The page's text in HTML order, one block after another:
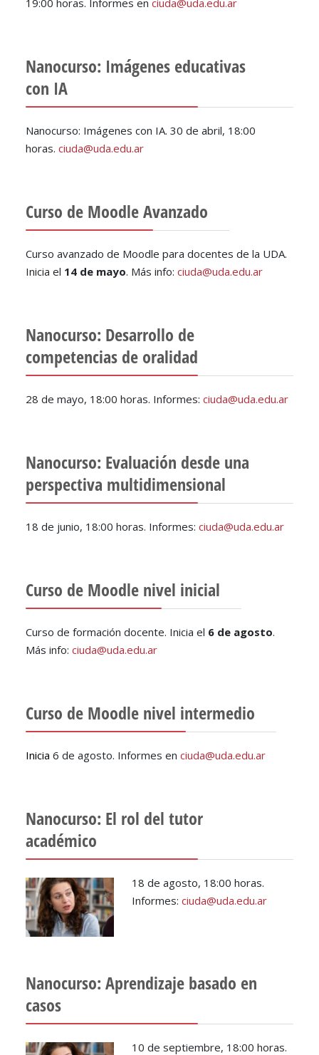
19:00 horas. Informes en ciuda@uda.edu.ar
Nanocurso: Imágenes educativas
con IA
Nanocurso: Imágenes con IA. 30 de abril, 18:00
horas. ciuda@uda.edu.ar
Curso de Moodle Avanzado
Curso avanzado de Moodle para docentes de la UDA.
Inicia el 14 de mayo. Más info: ciuda@uda.edu.ar
Nanocurso: Desarrollo de
competencias de oralidad
28 de mayo, 18:00 horas. Informes: ciuda@uda.edu.ar
Nanocurso: Evaluación desde una
perspectiva multidimensional
18 de junio, 18:00 horas. Informes: ciuda@uda.edu.ar
Curso de Moodle nivel inicial
Curso de formación docente. Inicia el 6 de agosto.
Más info: ciuda@uda.edu.ar
Curso de Moodle nivel intermedio
Inicia 6 de agosto. Informes en ciuda@uda.edu.ar
Nanocurso: El rol del tutor
académico
18 de agosto, 18:00 horas.
Informes:ciuda@uda.edu.ar
Nanocurso: Aprendizaje basado en
casos
10 de septiembre, 18:00 horas.